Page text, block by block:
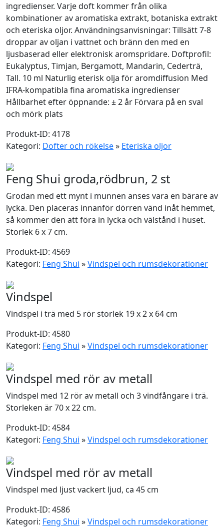
ingredienser. Varje doft kommer från olika
kombinationer av aromatiska extrakt, botaniska extrakt
och eteriska oljor. Användningsanvisningar: Tillsätt 7-8
droppar av oljan i vattnet och bränn den med en
ljusbaserad eller elektronisk aromspridare. Doftprofil:
Eukalyptus, Timjan, Bergamott, Mandarin, Cederträ,
Tall. 10 ml Naturlig eterisk olja för aromdiffusion Med
IFRA-kompatibla fina aromatiska ingredienser
Hållbarhet efter öppnande: ± 2 år Förvara på en sval
och mörk plats
Produkt-ID: 4178
Kategori: Dofter och rökelse» Eteriska oljor
Feng Shui groda,rödbrun, 2 st
Grodan med ett mynt i munnen anses vara en bärare av
lycka. Den placeras innanför dörren vänd inåt hemmet,
så kommer den att föra in lycka och välstånd i huset.
Storlek 6 x 7 cm.
Produkt-ID: 4569
Kategori: Feng Shui »Vindspel och rumsdekorationer
Vindspel
Vindspel i trä med 5 rör storlek 19 x 2 x 64 cm
Produkt-ID: 4580
Kategori: Feng Shui »Vindspel och rumsdekorationer
Vindspel med rör av metall
Vindspel med 12 rör av metall och 3 vindfångare i trä.
Storleken är 70 x 22 cm.
Produkt-ID: 4584
Kategori: Feng Shui »Vindspel och rumsdekorationer
Vindspel med rör av metall
Vindspel med ljust vackert ljud, ca 45 cm
Produkt-ID: 4586
Kategori: Feng Shui »Vindspel och rumsdekorationer